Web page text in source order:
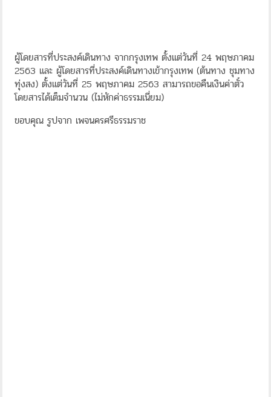
ผู้โดยสารที่ประสงค์เดินทาง จากกรุงเทพ ตั้งแต่วันที่ 24 พฤษภาคม
2563 และ ผู้โดยสารที่ประสงค์เดินทางเข้ากรุงเทพ (ต้นทาง ชุมทาง
ทุ่งสง) ตั้งแต่วันที่ 25 พฤษภาคม 2563 สามารถขอคืนเงินค่าตั๋ว
โดยสารได้เต็มจำนวน (ไม่หักค่าธรรมเนี่ยม)
ขอบคุณ รูปจาก เพจนครศรีธรรมราช